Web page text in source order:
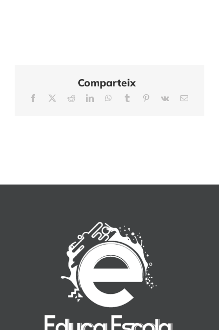
Comparteix